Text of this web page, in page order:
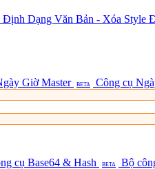
Định Dạng Văn Bản - Xóa Style
Giờ Master BETA Công cụ
cụ Base64 & Hash BETA Bộ